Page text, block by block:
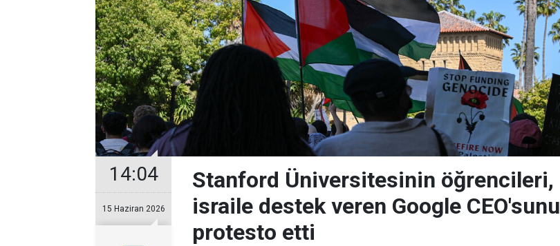
14:04
15 Haziran 2026
Stanford Üniversitesinin öğrencileri,
israile destek veren Google CEO'sunu
protesto etti